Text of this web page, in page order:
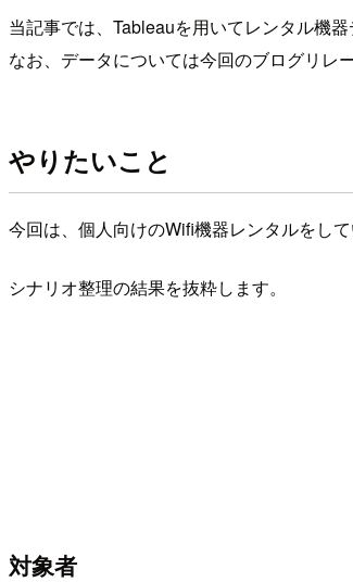
当記事では、Tableauを用いてレンタル機器
なお、データについては今回のブログリレ
やりたいこと
今回は、個人向けのWifi機器レンタルをし
シナリオ整理の結果を抜粋します。
対象者